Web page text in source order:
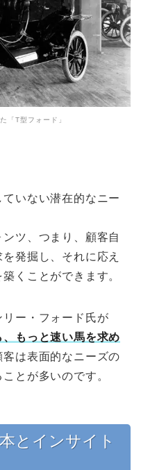
「T型フォード」
いない潜在的なニー
ツ、つまり、顧客自
発掘し、それに応え
くことができます。
ー・フォード氏が
、もっと速い馬を求め
は表面的なニーズの
とが多いのです。
とインサイト